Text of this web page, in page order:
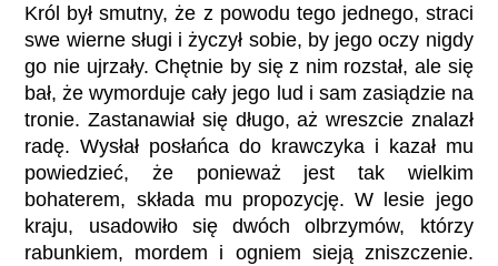
Król był smutny, że z powodu tego jednego, straci
swe wierne sługi i życzył sobie, by jego oczy nigdy
go nie ujrzały. Chętnie by się z nim rozstał, ale się
bał, że wymorduje cały jego lud i sam zasiądzie na
tronie. Zastanawiał się długo, aż wreszcie znalazł
radę. Wysłał posłańca do krawczyka i kazał mu
powiedzieć, że ponieważ jest tak wielkim
bohaterem, składa mu propozycję. W lesie jego
kraju, usadowiło się dwóch olbrzymów, którzy
rabunkiem, mordem i ogniem sieją zniszczenie.